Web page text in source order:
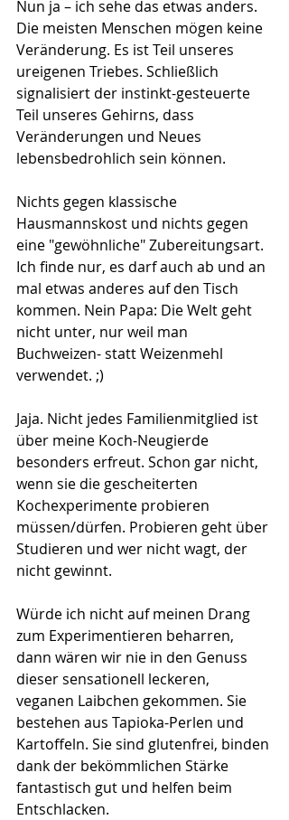
Nun ja – ich sehe das etwas anders.
Die meisten Menschen mögen keine
Veränderung. Es ist Teil unseres
ureigenen Triebes. Schließlich
signalisiert der instinkt-gesteuerte
Teil unseres Gehirns, dass
Veränderungen und Neues
lebensbedrohlich sein können.
Nichts gegen klassische
Hausmannskost und nichts gegen
eine "gewöhnliche" Zubereitungsart.
Ich finde nur, es darf auch ab und an
mal etwas anderes auf den Tisch
kommen. Nein Papa: Die Welt geht
nicht unter, nur weil man
Buchweizen- statt Weizenmehl
verwendet. ;)
Jaja. Nicht jedes Familienmitglied ist
über meine Koch-Neugierde
besonders erfreut. Schon gar nicht,
wenn sie die gescheiterten
Kochexperimente probieren
müssen/dürfen. Probieren geht über
Studieren und wer nicht wagt, der
nicht gewinnt.
Würde ich nicht auf meinen Drang
zum Experimentieren beharren,
dann wären wir nie in den Genuss
dieser sensationell leckeren,
veganen Laibchen gekommen. Sie
bestehen aus Tapioka-Perlen und
Kartoffeln. Sie sind glutenfrei, binden
dank der bekömmlichen Stärke
fantastisch gut und helfen beim
Entschlacken.